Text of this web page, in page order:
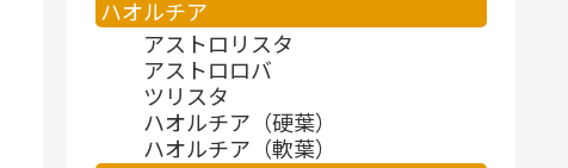
ハオルチア
アストロリスタ
アストロロバ
ツリスタ
ハオルチア（硬葉）
ハオルチア（軟葉）